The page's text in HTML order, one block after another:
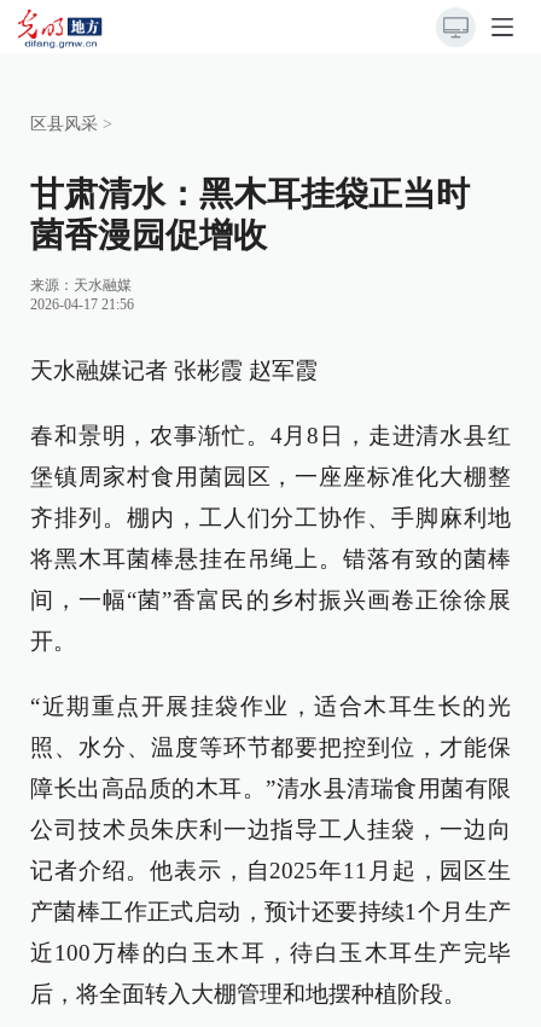
区县风采 >
甘肃清水：黑木耳挂袋正当时
菌香漫园促增收
来源： 天水融媒
2026-04-17 21:56
天水融媒记者 张彬霞 赵军霞
春和景明，农事渐忙。4月8日，走进清水县红
堡镇周家村食用菌园区，一座座标准化大棚整
齐排列。棚内，工人们分工协作、手脚麻利地
将黑木耳菌棒悬挂在吊绳上。错落有致的菌棒
间，一幅“菌”香富民的乡村振兴画卷正徐徐展
开。
“近期重点开展挂袋作业，适合木耳生长的光
照、水分、温度等环节都要把控到位，才能保
障长出高品质的木耳。”清水县清瑞食用菌有限
公司技术员朱庆利一边指导工人挂袋，一边向
记者介绍。他表示，自2025年11月起，园区生
产菌棒工作正式启动，预计还要持续1个月生产
近100万棒的白玉木耳，待白玉木耳生产完毕
后，将全面转入大棚管理和地摆种植阶段。